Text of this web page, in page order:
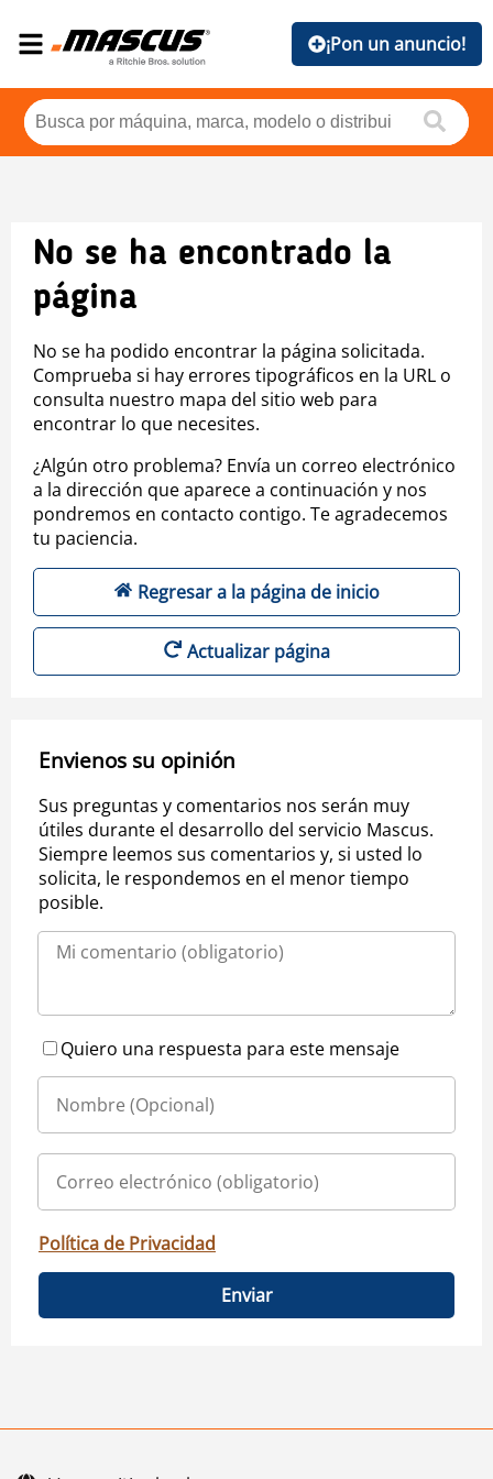
¡Pon un anuncio!
No se ha encontrado la
página
No se ha podido encontrar la página solicitada.
Comprueba si hay errores tipográficos en la URL o
consulta nuestro mapa del sitio web para
encontrar lo que necesites.
¿Algún otro problema? Envía un correo electrónico
a la dirección que aparece a continuación y nos
pondremos en contacto contigo. Te agradecemos
tu paciencia.
Regresar a la página de inicio
Actualizar página
Envienos su opinión
Sus preguntas y comentarios nos serán muy
útiles durante el desarrollo del servicio Mascus.
Siempre leemos sus comentarios y, si usted lo
solicita, le respondemos en el menor tiempo
posible.
Quiero una respuesta para este mensaje
Política de Privacidad
Enviar